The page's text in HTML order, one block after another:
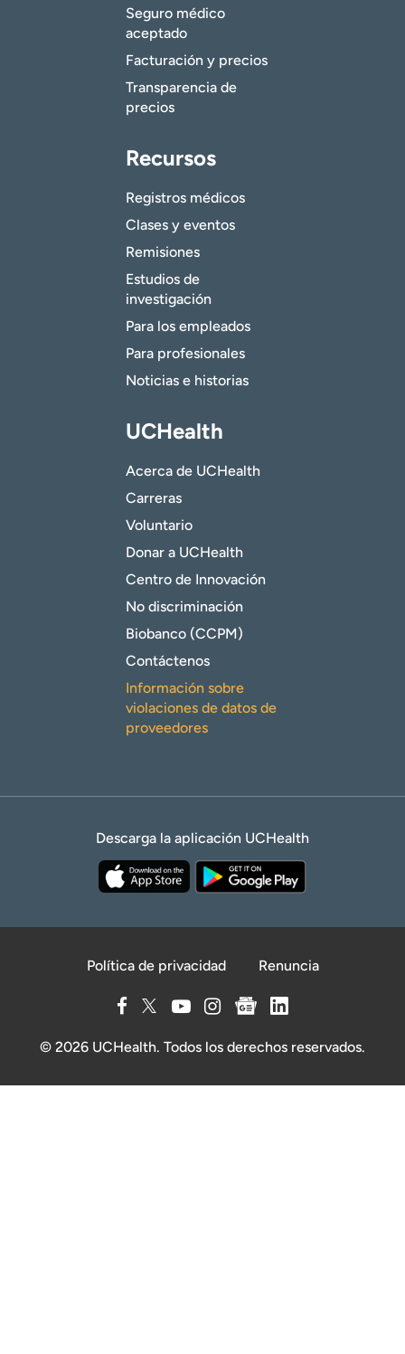
Seguro médico
aceptado
Facturación y precios
Transparencia de
precios
Recursos
Registros médicos
Clases y eventos
Remisiones
Estudios de
investigación
Para los empleados
Para profesionales
Noticias e historias
UCHealth
Acerca de UCHealth
Carreras
Voluntario
Donar a UCHealth
Centro de Innovación
No discriminación
Biobanco (CCPM)
Contáctenos
Información sobre
violaciones de datos de
proveedores
Descarga la aplicación UCHealth
Política de privacidad Renuncia
© 2026 UCHealth. Todos los derechos reservados.